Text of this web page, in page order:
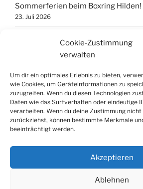
Cookie-Zustimmung
verwalten
Um dir ein optimales Erlebnis zu bieten,
wie Cookies, um Geräteinformationen zu
zuzugreifen. Wenn du diesen Technologien
Daten wie das Surfverhalten oder eindeutige
verarbeiten. Wenn du deine Zustimmung
zurückziehst, können bestimmte Merkmale
beeinträchtigt werden.
Akzeptieren
Ablehnen
Sommerferien beim Boxring Hilden!
23. Juli 2026
26. März 2026
FOLGE UNS!